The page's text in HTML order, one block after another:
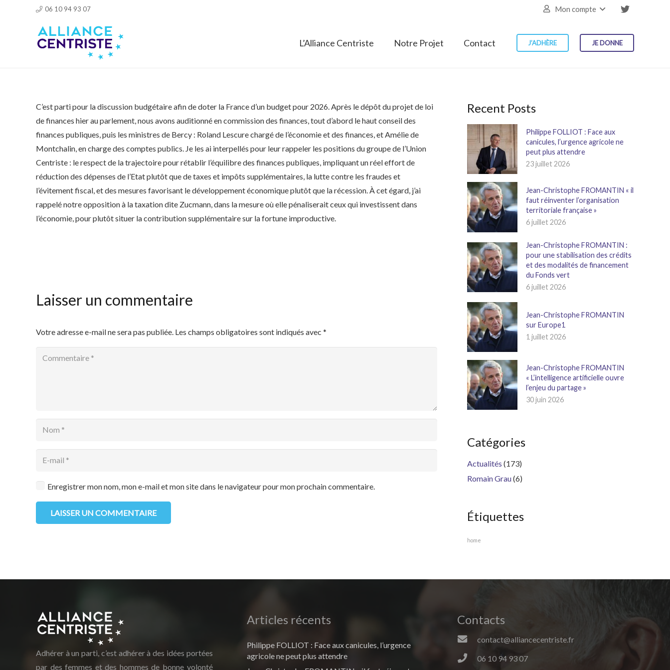
06 10 94 93 07 Mon compte
L’Alliance Centriste Notre Projet Contact J’ADHÈRE JE DONNE
C’est parti pour la discussion budgétaire afin de doter la France d’un budget pour 2026. Après le dépôt du projet de loi
de finances hier au parlement, nous avons auditionné en commission des finances, tout d’abord le haut conseil des
finances publiques, puis les ministres de Bercy : Roland Lescure chargé de l’économie et des finances, et Amélie de
Montchalin, en charge des comptes publics. Je les ai interpellés pour leur rappeler les positions du groupe de l’Union
Centriste : le respect de la trajectoire pour rétablir l’équilibre des finances publiques, impliquant un réel effort de
réduction des dépenses de l’Etat plutôt que de taxes et impôts supplémentaires, la lutte contre les fraudes et
l’évitement fiscal, et des mesures favorisant le développement économique plutôt que la récession. À cet égard, j’ai
rappelé notre opposition à la taxation dite Zucmann, dans la mesure où elle pénaliserait ceux qui investissent dans
l’économie, pour plutôt situer la contribution supplémentaire sur la fortune improductive.
Laisser un commentaire
Votre adresse e-mail ne sera pas publiée. Les champs obligatoires sont indiqués avec *
Enregistrer mon nom, mon e-mail et mon site dans le navigateur pour mon prochain commentaire.
LAISSER UN COMMENTAIRE
Recent Posts
Philippe FOLLIOT : Face aux
canicules, l’urgence agricole ne
peut plus attendre
23 juillet 2026
Jean-Christophe FROMANTIN « il
faut réinventer l’organisation
territoriale française »
6 juillet 2026
Jean-Christophe FROMANTIN :
pour une stabilisation des crédits
et des modalités de financement
du Fonds vert
6 juillet 2026
Jean-Christophe FROMANTIN
sur Europe1
1 juillet 2026
Jean-Christophe FROMANTIN
« L’intelligence artificielle ouvre
l’enjeu du partage »
30 juin 2026
Catégories
Actualités (173)
Romain Grau(6)
Étiquettes
home
Adhérer à un parti, c’est adhérer à des idées portées
par des femmes et des hommes de bonne volonté
Articles récents
Philippe FOLLIOT : Face aux canicules, l’urgence
agricole ne peut plus attendre
Contacts
contact@alliancecentriste.fr
06 10 94 93 07